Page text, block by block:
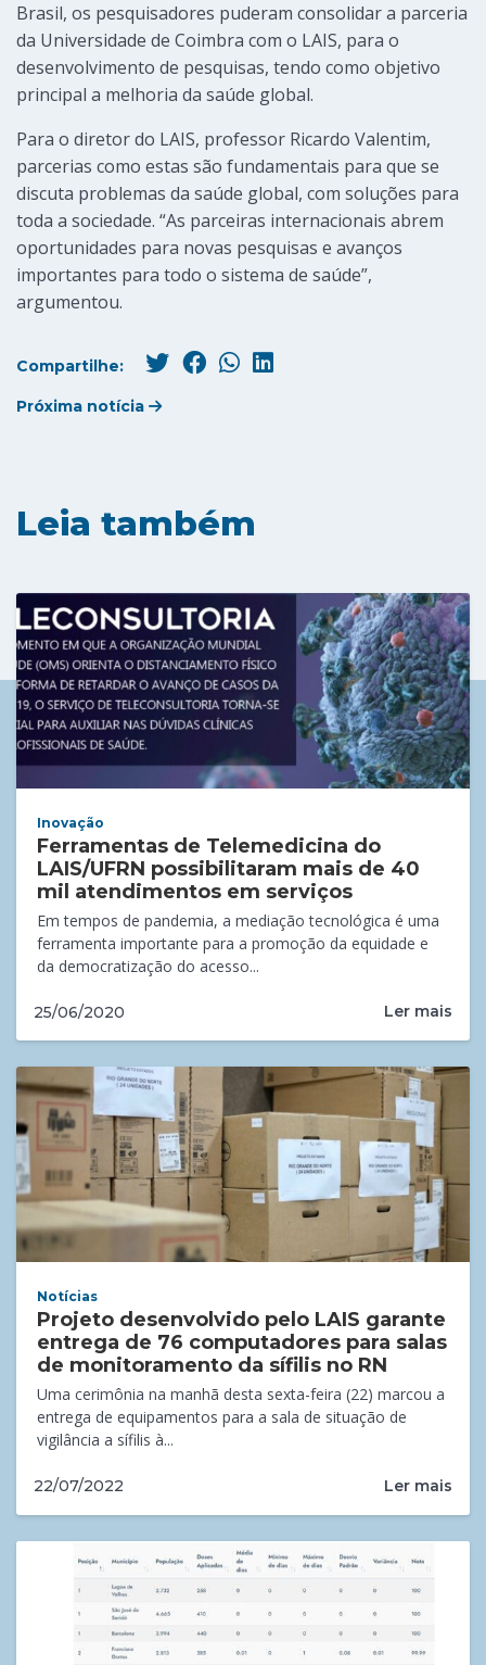
Brasil, os pesquisadores puderam consolidar a parceria
da Universidade de Coimbra com o LAIS, para o
desenvolvimento de pesquisas, tendo como objetivo
principal a melhoria da saúde global.
Para o diretor do LAIS, professor Ricardo Valentim,
parcerias como estas são fundamentais para que se
discuta problemas da saúde global, com soluções para
toda a sociedade. “As parceiras internacionais abrem
oportunidades para novas pesquisas e avanços
importantes para todo o sistema de saúde”,
argumentou.
Compartilhe:
Próxima notícia
Leia também
Inovação
Ferramentas de Telemedicina do
LAIS/UFRN possibilitaram mais de 40
mil atendimentos em serviços
Em tempos de pandemia, a mediação tecnológica é uma
ferramenta importante para a promoção da equidade e
da democratização do acesso...
25/06/2020 Ler mais
Notícias
Projeto desenvolvido pelo LAIS garante
entrega de 76 computadores para salas
de monitoramento da sífilis no RN
Uma cerimônia na manhã desta sexta-feira (22) marcou a
entrega de equipamentos para a sala de situação de
vigilância a sífilis à...
22/07/2022 Ler mais